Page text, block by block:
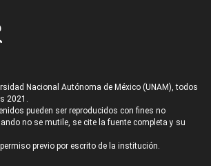
Nacional Autónoma de México (UNAM), todos
2021.
pueden ser reproducidos con fines no
no se mutile, se cite la fuente completa y su
previo por escrito de la institución.